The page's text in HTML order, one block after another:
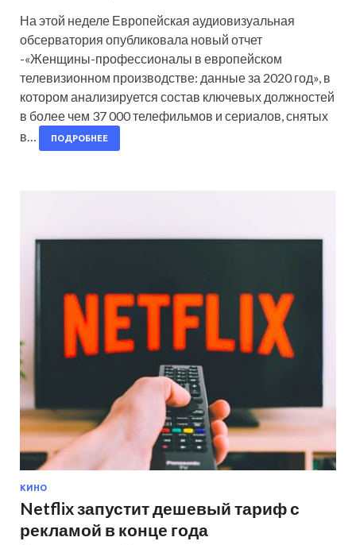
На этой неделе Европейская аудиовизуальная
обсерватория опубликовала новый отчет
-«Женщины-профессионалы в европейском
телевизионном производстве: данные за 2020 год», в
котором анализируется состав ключевых должностей
в более чем 37 000 телефильмов и сериалов, снятых
в…
ПОДРОБНЕЕ
КИНО
Netflix запустит дешевый тариф с
рекламой в конце года